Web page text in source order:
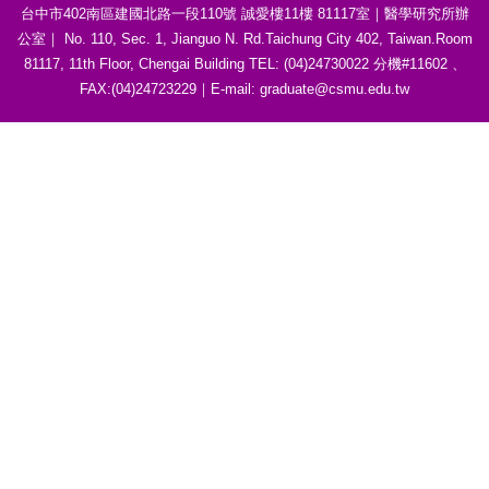
台中市402南區建國北路一段110號 誠愛樓11樓 81117室｜醫學研究所辦
公室｜ No. 110, Sec. 1, Jianguo N. Rd.Taichung City 402, Taiwan.Room
81117, 11th Floor, Chengai Building TEL: (04)24730022 分機#11602 、
FAX:(04)24723229｜E-mail: graduate@csmu.edu.tw